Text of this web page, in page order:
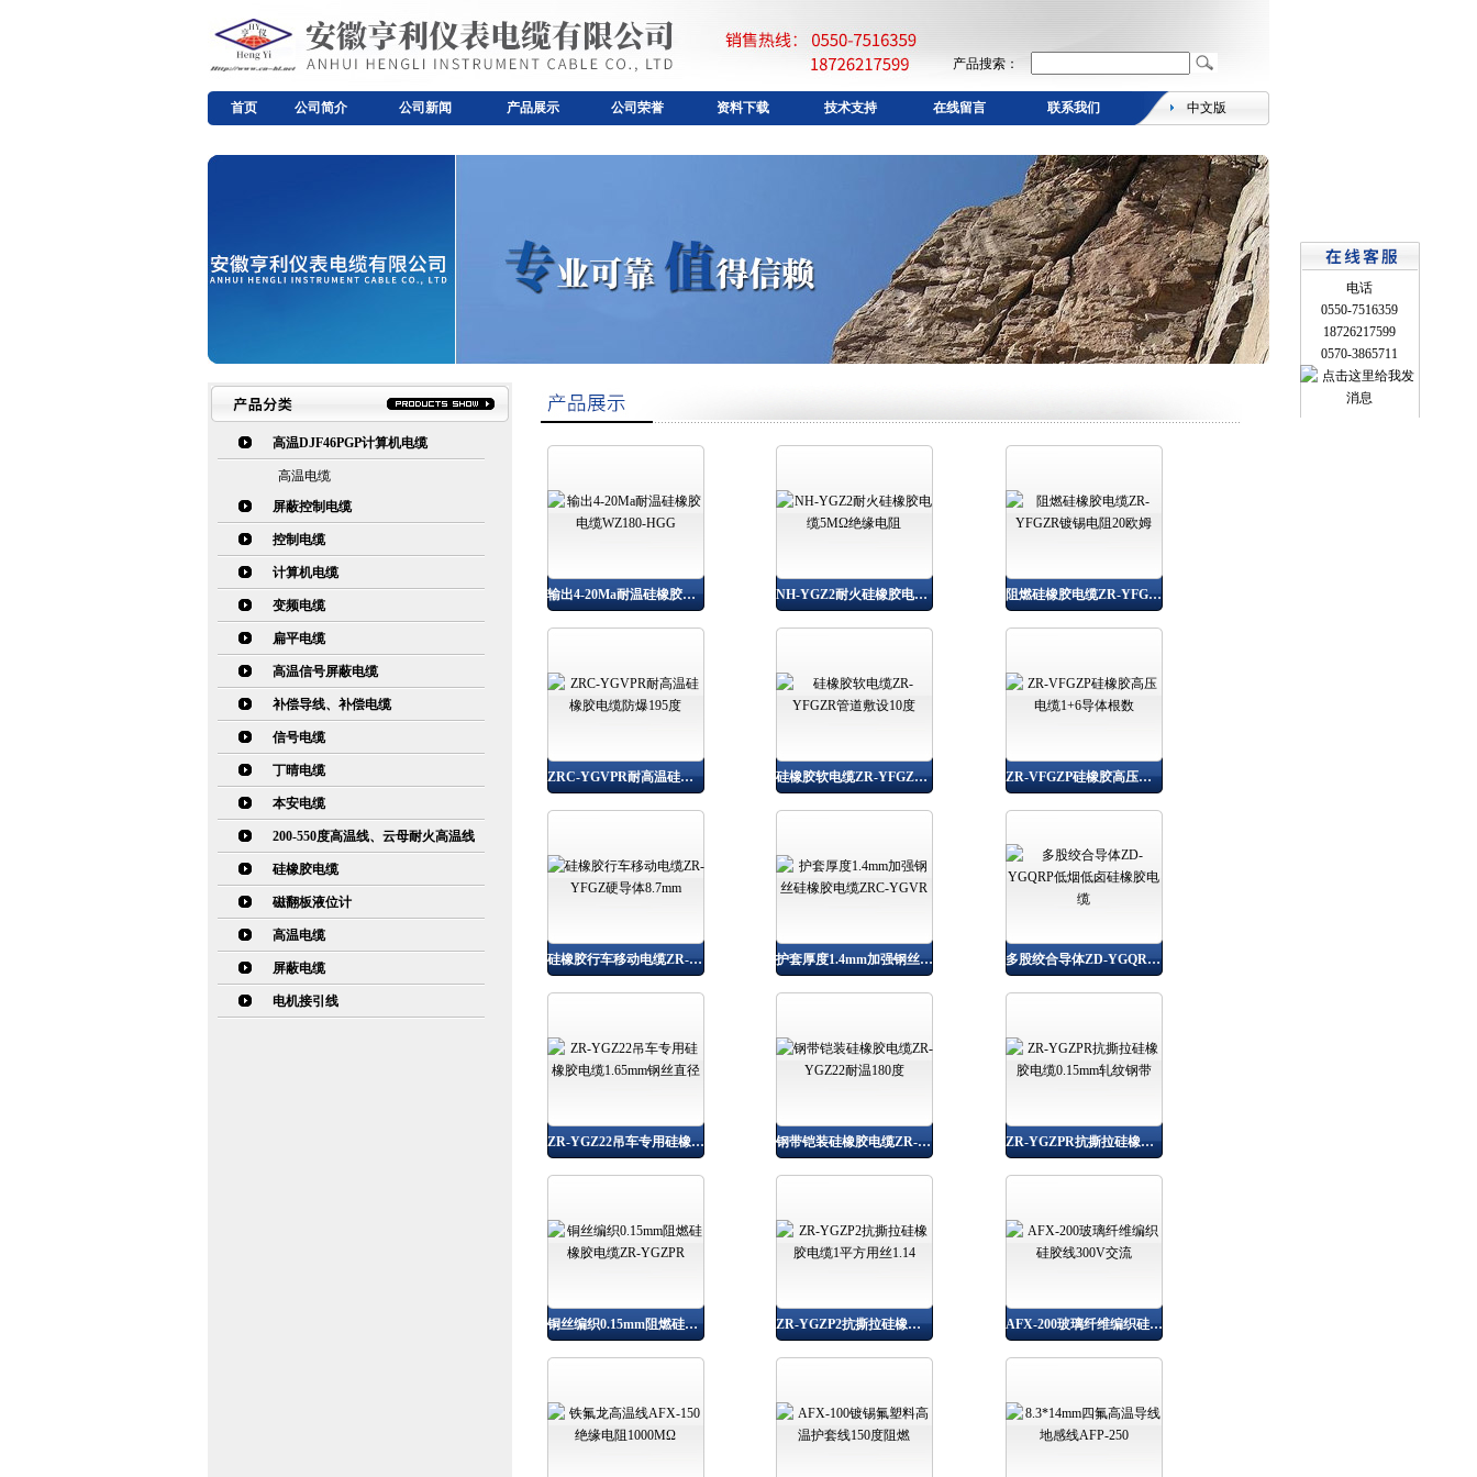
产品搜索：
首页 公司简介 公司新闻 产品展示 公司荣誉 资料下载 技术支持 在线留言 联系我们 中文版
高温DJF46PGP计算机电缆
高温电缆
屏蔽控制电缆
控制电缆
计算机电缆
变频电缆
扁平电缆
高温信号屏蔽电缆
补偿导线、补偿电缆
信号电缆
丁晴电缆
本安电缆
200-550度高温线、云母耐火高温线
硅橡胶电缆
磁翻板液位计
高温电缆
屏蔽电缆
电机接引线
输出4-20Ma耐温硅橡胶电缆WZ180-HGG NH-YGZ2耐火硅橡胶电缆5MΩ绝缘电阻 阻燃硅橡胶电缆ZR-YFGZR镀锡电阻20欧姆
ZRC-YGVPR耐高温硅橡胶电缆防爆195度 硅橡胶软电缆ZR-YFGZR管道敷设10度 ZR-VFGZP硅橡胶高压电缆1+6导体根数
硅橡胶行车移动电缆ZR-YFGZ硬导体8.7mm 护套厚度1.4mm加强钢丝硅橡胶电缆ZRC-YGVR 多股绞合导体ZD-YGQRP低烟低卤硅橡胶电缆
ZR-YGZ22吊车专用硅橡胶电缆1.65mm钢丝直径 钢带铠装硅橡胶电缆ZR-YGZ22耐温180度 ZR-YGZPR抗撕拉硅橡胶电缆0.15mm轧纹钢带
铜丝编织0.15mm阻燃硅橡胶电缆ZR-YGZPR ZR-YGZP2抗撕拉硅橡胶电缆1平方用丝1.14 AFX-200玻璃纤维编织硅胶线300V交流
电话
0550-7516359
18726217599
0570-3865711